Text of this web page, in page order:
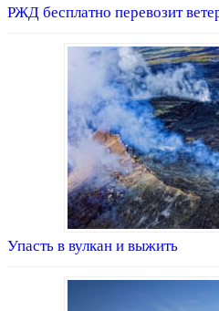
РЖД бесплатно перевозит
Упасть в вулкан и выжить